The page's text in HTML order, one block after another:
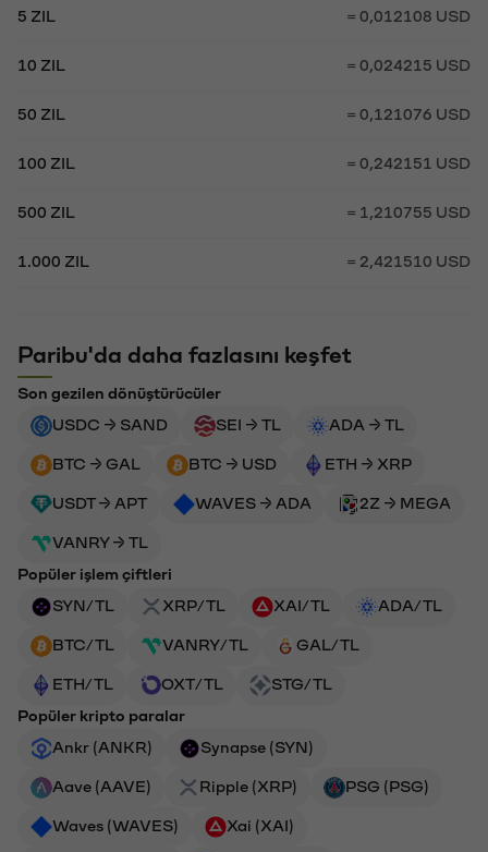
5 ZIL = 0,012108 USD
10 ZIL = 0,024215 USD
50 ZIL = 0,121076 USD
100 ZIL = 0,242151 USD
500 ZIL = 1,210755 USD
1.000 ZIL = 2,421510 USD
Paribu'da daha fazlasını keşfet
Son gezilen dönüştürücüler
USDC → SAND
SEI → TL ADA → TL
BTC → GAL BTC → USD ETH → XRP
USDT → APT WAVES → ADA 2Z → MEGA
VANRY → TL
Popüler işlem çiftleri
SYN/TL
XRP/TL XAI/TL ADA/TL
BTC/TL VANRY/TL GAL/TL
ETH/TL OXT/TL
STG/TL
Popüler kripto paralar
Ankr (ANKR)
Synapse (SYN)
Aave (AAVE) Ripple (XRP) PSG (PSG)
Waves (WAVES) Xai (XAI)